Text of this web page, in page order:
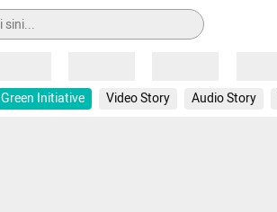
Green Initiative Video Story Audio Story